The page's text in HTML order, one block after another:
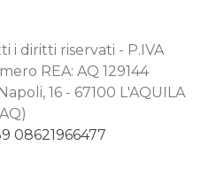
i diritti riservati - P.IVA
REA: AQ 129144
16 - 67100 L'AQUILA
08621966477